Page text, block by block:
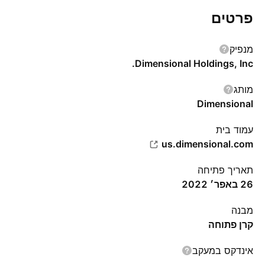
פרטים
מנפיק
Dimensional Holdings, Inc.
מותג
Dimensional
עמוד בית
us.dimensional.com
תאריך פתיחה
26 באפר׳ 2022
מבנה
קרן פתוחה
אינדקס במעקב